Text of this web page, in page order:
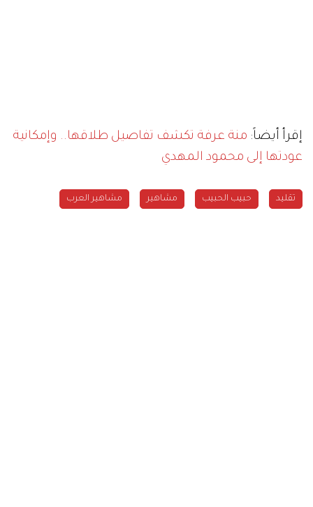
إقرأ أيضاً: منة عرفة تكشف تفاصيل طلاقها.. وإمكانية
عودتها إلى محمود المهدي
تقليد حبيب الحبيب مشاهير مشاهير العرب